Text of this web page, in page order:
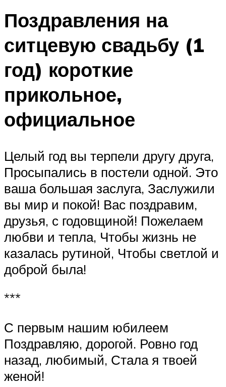
Поздравления на
ситцевую свадьбу (1
год) короткие
прикольное,
официальное
Целый год вы терпели другу друга,
Просыпались в постели одной. Это
ваша большая заслуга, Заслужили
вы мир и покой! Вас поздравим,
друзья, с годовщиной! Пожелаем
любви и тепла, Чтобы жизнь не
казалась рутиной, Чтобы светлой и
доброй была!
***
С первым нашим юбилеем
Поздравляю, дорогой. Ровно год
назад, любимый, Стала я твоей
женой!